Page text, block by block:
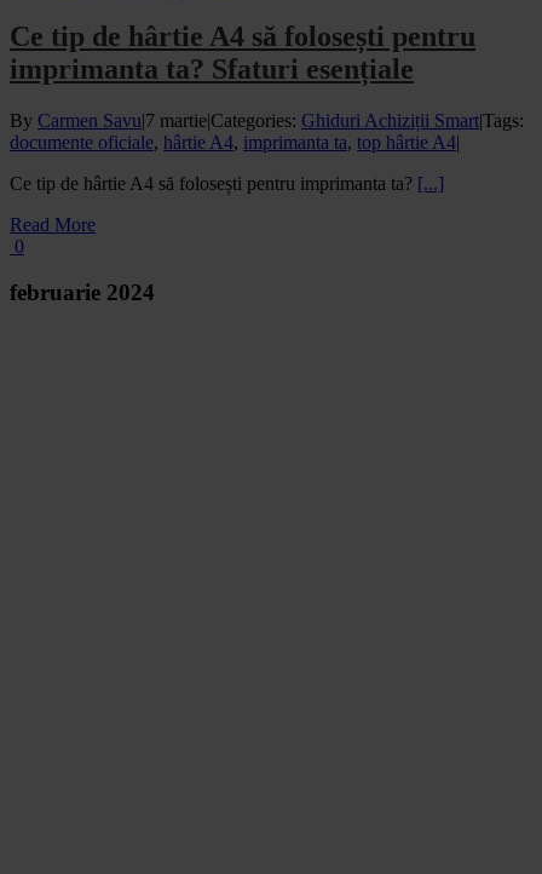
Ce tip de hârtie A4 să folosești pentru
imprimanta ta? Sfaturi esențiale
By Carmen Savu|7 martie|Categories: Ghiduri Achiziții Smart|Tags:
documente oficiale, hârtie A4, imprimanta ta, top hârtie A4|
Ce tip de hârtie A4 să folosești pentru imprimanta ta? [...]
Read More
0
februarie 2024